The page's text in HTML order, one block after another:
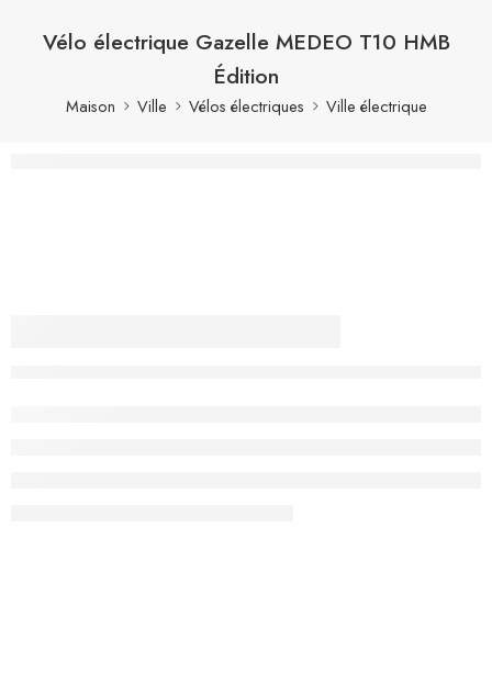
Vélo électrique Gazelle MEDEO T10 HMB
Édition
Maison Ville Vélos électriques Ville électrique